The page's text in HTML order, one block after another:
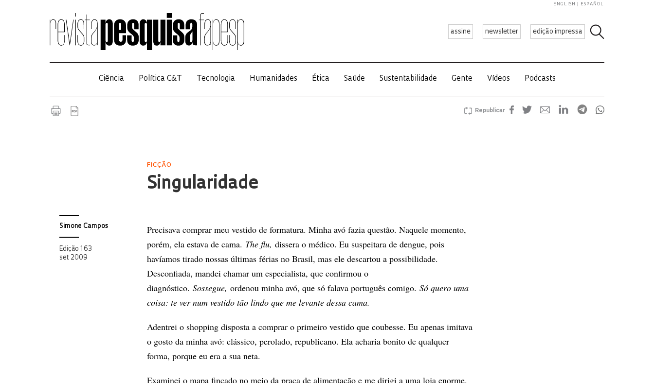
assine newsletter edição impressa
ENGLISH ESPAÑOL
Ciência Política C&T Tecnologia Humanidades Ética Saúde Sustentabilidade Gente Vídeos Podcasts
Republicar
FICÇÃO
Singularidade
Simone Campos
Edição 163
set 2009
Precisava comprar meu vestido de formatura. Minha avó fazia questão. Naquele momento,
porém, ela estava de cama. The flu, dissera o médico. Eu suspeitara de dengue, pois
havíamos tirado nossas últimas férias no Brasil, mas ele descartou a possibilidade.
Desconfiada, mandei chamar um especialista, que confirmou o
diagnóstico. Sossegue, ordenou minha avó, que só falava português comigo. Só quero uma
coisa: te ver num vestido tão lindo que me levante dessa cama.
Adentrei o shopping disposta a comprar o primeiro vestido que coubesse. Eu apenas imitava
o gosto da minha avó: clássico, perolado, republicano. Ela acharia bonito de qualquer
forma, porque eu era a sua neta.
Examinei o mapa fincado no meio da praça de alimentação e me dirigi a uma loja enorme,